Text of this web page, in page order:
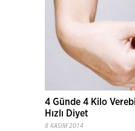
4 Günde 4 Kilo
Hızlı Diyet
8 KASIM 2014